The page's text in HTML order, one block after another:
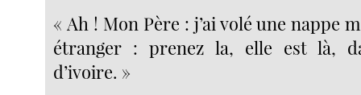
« Ah ! Mon Père : j’ai volé une nappe
étranger : prenez la, elle est là,
d’ivoire. »